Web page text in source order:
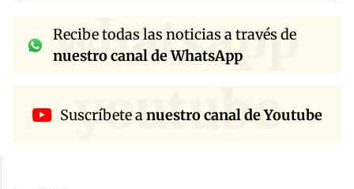
whatsapp
Recibe todas las noticias a través de
nuestro canal de WhatsApp
youtube
Suscríbete anuestro canal de Youtube